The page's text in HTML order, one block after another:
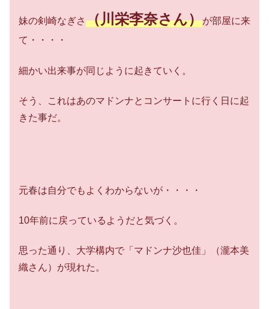
妹の剣崎なぎさ（川栄李奈さん）が部屋に来
て・・・・
細かい出来事が同じように起きていく。
そう、これはあのマドンナとコンサートに行く日に起
きた事だ。
元春は自分でもよくわからないが・・・・
10年前に戻っているようだと気づく。
思った通り、大学構内で「マドンナ沙也佳」（瀧本美
織さん）が現れた。